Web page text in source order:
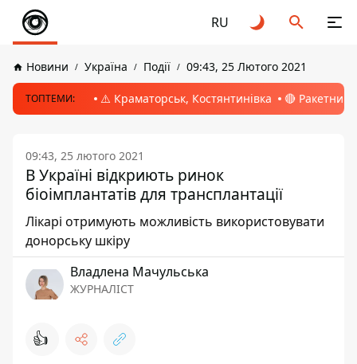
RU
Новини Україна Події 09:43, 25 Лютого 2021
ТОПТЕМИ: ⚠️ Краматорськ, Костянтинівка 🔴 Ракетний
09:43, 25 лютого 2021
В Україні відкриють ринок
біоімплантатів для трансплантації
Лікарі отримують можливість використовувати
донорську шкіру
Владлена Мачульська
ЖУРНАЛІСТ
👍